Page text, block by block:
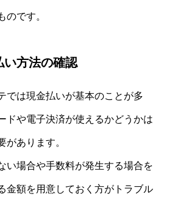
のです。
い方法の確認
では現金払いが基本のことが多
ドや電子決済が使えるかどうかは
があります。
い場合や手数料が発生する場合を
金額を用意しておく方がトラブル